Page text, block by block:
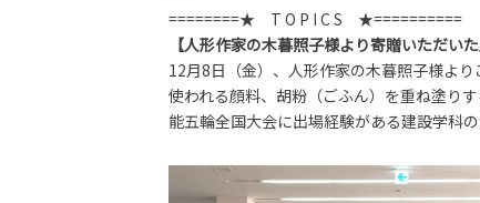
========★ T O P I C S ★==========
【人形作家の木暮照子様より寄贈いただい
12月8日（金）、人形作家の木暮照子様よ
使われる顔料、胡粉（ごふん）を重ね塗り
能五輪全国大会に出場経験がある建設学科